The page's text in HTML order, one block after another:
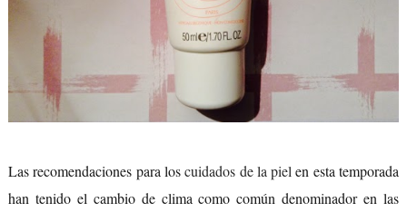
Las recomendaciones para loscuidados de la pielen esta temporada
han tenido el cambio de clima como común denominador en las